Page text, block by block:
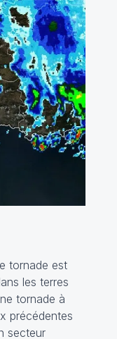
tornade est
les terres
tornade à
précédentes
secteur